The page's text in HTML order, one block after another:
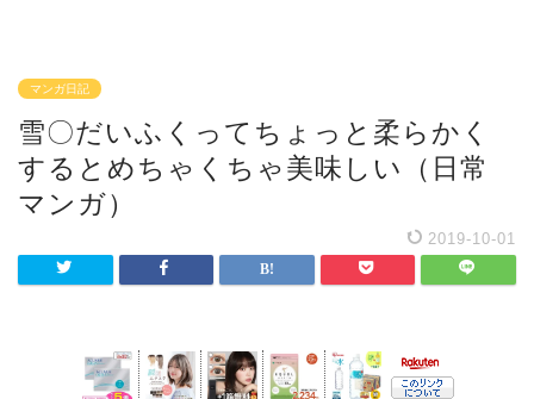
マンガ日記
雪〇だいふくってちょっと柔らかく
するとめちゃくちゃ美味しい（日常
マンガ）
2019-10-01